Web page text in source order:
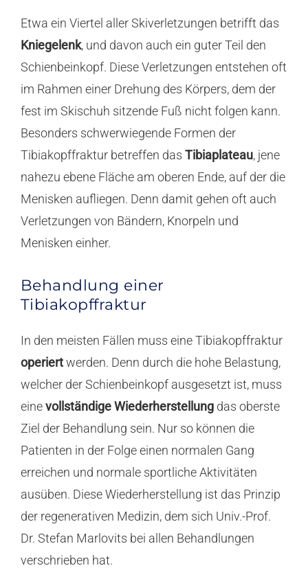
Etwa ein Viertel aller Skiverletzungen betrifft das
Kniegelenk, und davon auch ein guter Teil den
Schienbeinkopf. Diese Verletzungen entstehen oft
im Rahmen einer Drehung des Körpers, dem der
fest im Skischuh sitzende Fuß nicht folgen kann.
Besonders schwerwiegende Formen der
Tibiakopffraktur betreffen das Tibiaplateau, jene
nahezu ebene Fläche am oberen Ende, auf der die
Menisken aufliegen. Denn damit gehen oft auch
Verletzungen von Bändern, Knorpeln und
Menisken einher.
Behandlung einer
Tibiakopffraktur
In den meisten Fällen muss eine Tibiakopffraktur
operiertwerden. Denn durch die hohe Belastung,
welcher der Schienbeinkopf ausgesetzt ist, muss
einevollständige Wiederherstellungdas oberste
Ziel der Behandlung sein. Nur so können die
Patienten in der Folge einen normalen Gang
erreichen und normale sportliche Aktivitäten
ausüben. Diese Wiederherstellung ist das Prinzip
der regenerativen Medizin, dem sich Univ.-Prof.
Dr. Stefan Marlovits bei allen Behandlungen
verschrieben hat.